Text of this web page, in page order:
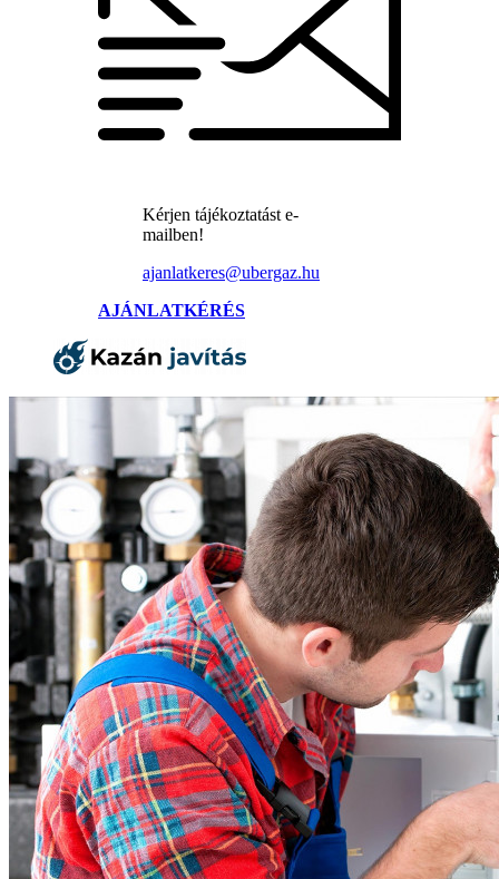
Kérjen tájékoztatást e-
mailben!
ajanlatkeres@ubergaz.hu
AJÁNLATKÉRÉS